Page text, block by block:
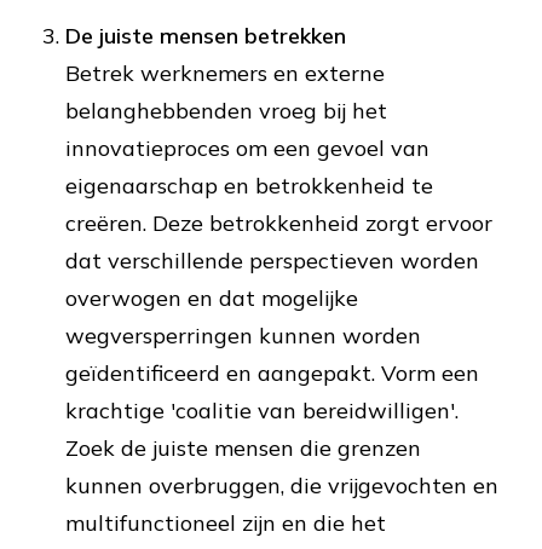
De juiste mensen betrekken
Betrek werknemers en externe
belanghebbenden vroeg bij het
innovatieproces om een gevoel van
eigenaarschap en betrokkenheid te
creëren. Deze betrokkenheid zorgt ervoor
dat verschillende perspectieven worden
overwogen en dat mogelijke
wegversperringen kunnen worden
geïdentificeerd en aangepakt. Vorm een
krachtige 'coalitie van bereidwilligen'.
Zoek de juiste mensen die grenzen
kunnen overbruggen, die vrijgevochten en
multifunctioneel zijn en die het